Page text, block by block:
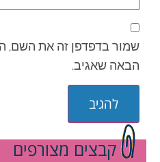
שמור בדפדפן זה את השם,
הבאה שאגיב.
קבצים מצורפים